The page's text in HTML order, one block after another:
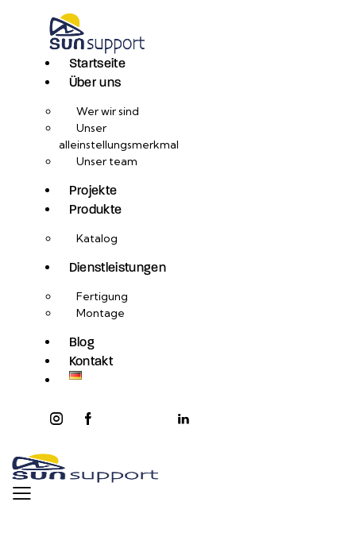
Startseite
Über uns
Wer wir sind
Unser
alleinstellungsmerkmal
Unser team
Projekte
Produkte
Katalog
Dienstleistungen
Fertigung
Montage
Blog
Kontakt
instagramfacebook-
youtube2
linkedin